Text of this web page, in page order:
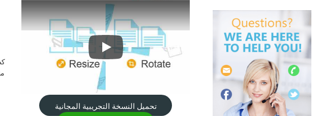
تقسيم TIFF إلى JPEG باستخدام Tiff Paging
تحميل النسخة التجريبية المجانية